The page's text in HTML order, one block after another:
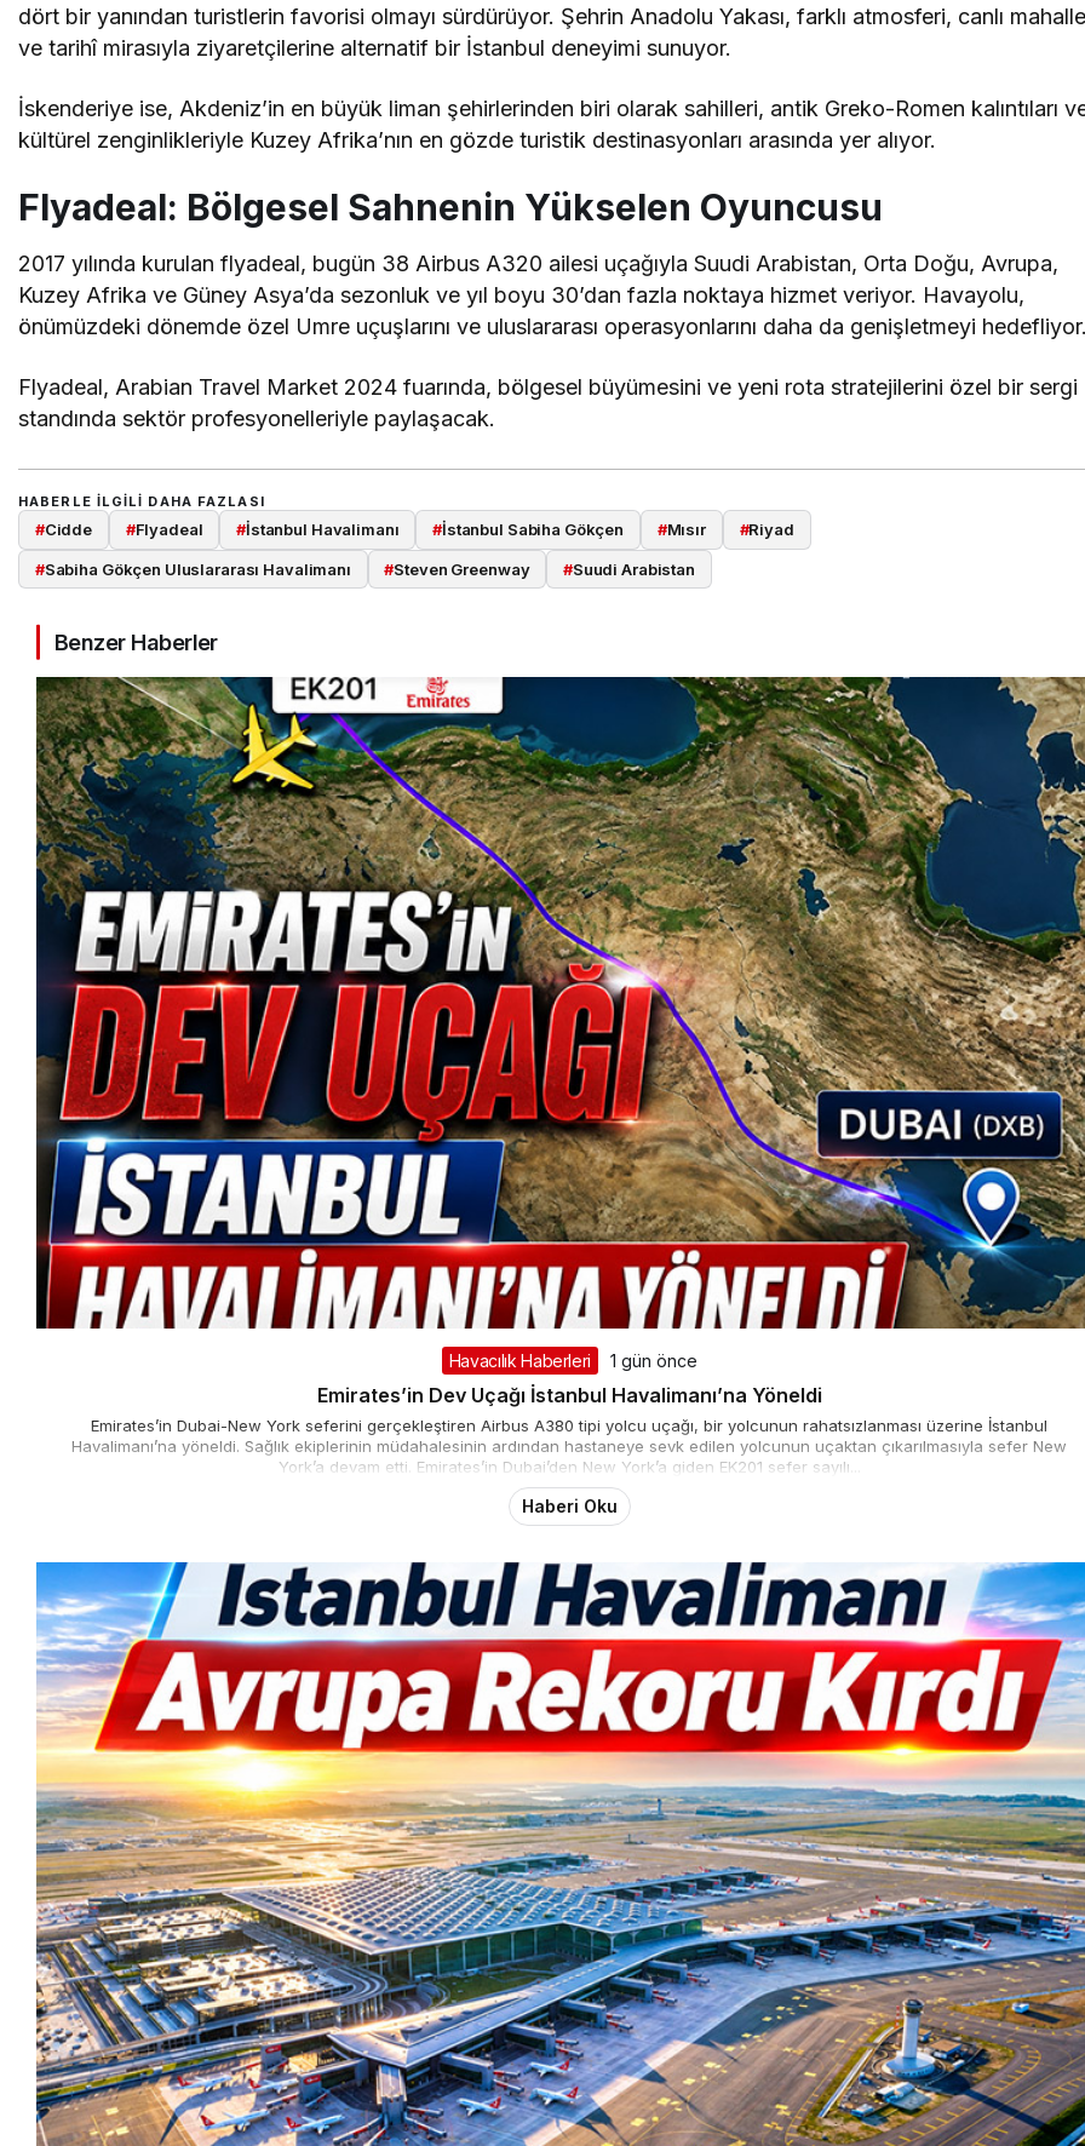
dört bir yanından turistlerin favorisi olmayı sürdürüyor. Şehrin Anadolu Yakası, farklı atmosferi, canlı
ve tarihî mirasıyla ziyaretçilerine alternatif bir İstanbul deneyimi sunuyor.
İskenderiye ise, Akdeniz’in en büyük liman şehirlerinden biri olarak sahilleri, antik Greko-Romen kalıntıları
kültürel zenginlikleriyle Kuzey Afrika’nın en gözde turistik destinasyonları arasında yer alıyor.
Flyadeal: Bölgesel Sahnenin Yükselen Oyuncusu
2017 yılında kurulan flyadeal, bugün 38 Airbus A320 ailesi uçağıyla Suudi Arabistan, Orta Doğu, Avrupa,
Kuzey Afrika ve Güney Asya’da sezonluk ve yıl boyu 30’dan fazla noktaya hizmet veriyor. Havayolu,
önümüzdeki dönemde özel Umre uçuşlarını ve uluslararası operasyonlarını daha da genişletmeyi
Flyadeal, Arabian Travel Market 2024 fuarında, bölgesel büyümesini ve yeni rota stratejilerini özel bir sergi
standında sektör profesyonelleriyle paylaşacak.
HABERLE ILGILI DAHA FAZLASI
#Cidde #Flyadeal #İstanbul Havalimanı #İstanbul Sabiha Gökçen #Mısır #Riyad
#Sabiha Gökçen Uluslararası Havalimanı #Steven Greenway #Suudi Arabistan
Benzer Haberler
Havacılık Haberleri 1 gün önce
Emirates’in Dev Uçağı İstanbul Havalimanı’na Yöneldi
Emirates’in Dubai-New York seferini gerçekleştiren Airbus A380 tipi yolcu uçağı, bir yolcunun rahatsızlanması üzerine İstanbul
Havalimanı’na yöneldi. Sağlık ekiplerinin müdahalesinin ardından hastaneye sevk edilen yolcunun uçaktan çıkarılmasıyla sefer New
York’a devam etti. Emirates’in Dubai’den New York’a giden EK201 sefer sayılı...
Haberi Oku